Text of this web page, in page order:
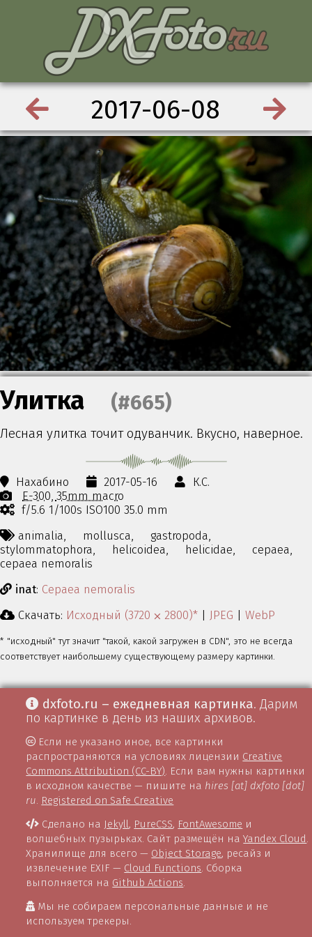
2017-06-08
Улитка (#665)
Лесная улитка точит одуванчик. Вкусно, наверное.
Нахабино 2017-05-16
К.С.
E-300 35mm macro
f/5.6 1/100s ISO100 35.0 mm
animalia,
mollusca,
gastropoda,
stylommatophora,
helicoidea, helicidae,
cepaea,
cepaea nemoralis
inat: Cepaea nemoralis
Скачать: Исходный (3720 ⨉ 2800)* | JPEG | WebP
* "исходный" тут значит "такой, какой загружен в CDN", это не всегда
соответствует наибольшему существующему размеру картинки.
dxfoto.ru – ежедневная картинка. Дарим
по картинке в день из наших архивов.
Если не указано иное, все картинки
распространяются на условиях лицензии Creative
Commons Attribution (CC-BY). Если вам нужны картинки
в исходном качестве — пишите на hires [at] dxfoto [dot]
ru. Registered on Safe Creative
Сделано на Jekyll, PureCSS, FontAwesome и
волшебных пузырьках. Сайт размещён наYandex Cloud .
Хранилище для всего — Object Storage, ресайз и
извлечение EXIF — Cloud Functions. Сборка
выполняется на Github Actions.
Мы не собираем персональные данные и не
используем трекеры.